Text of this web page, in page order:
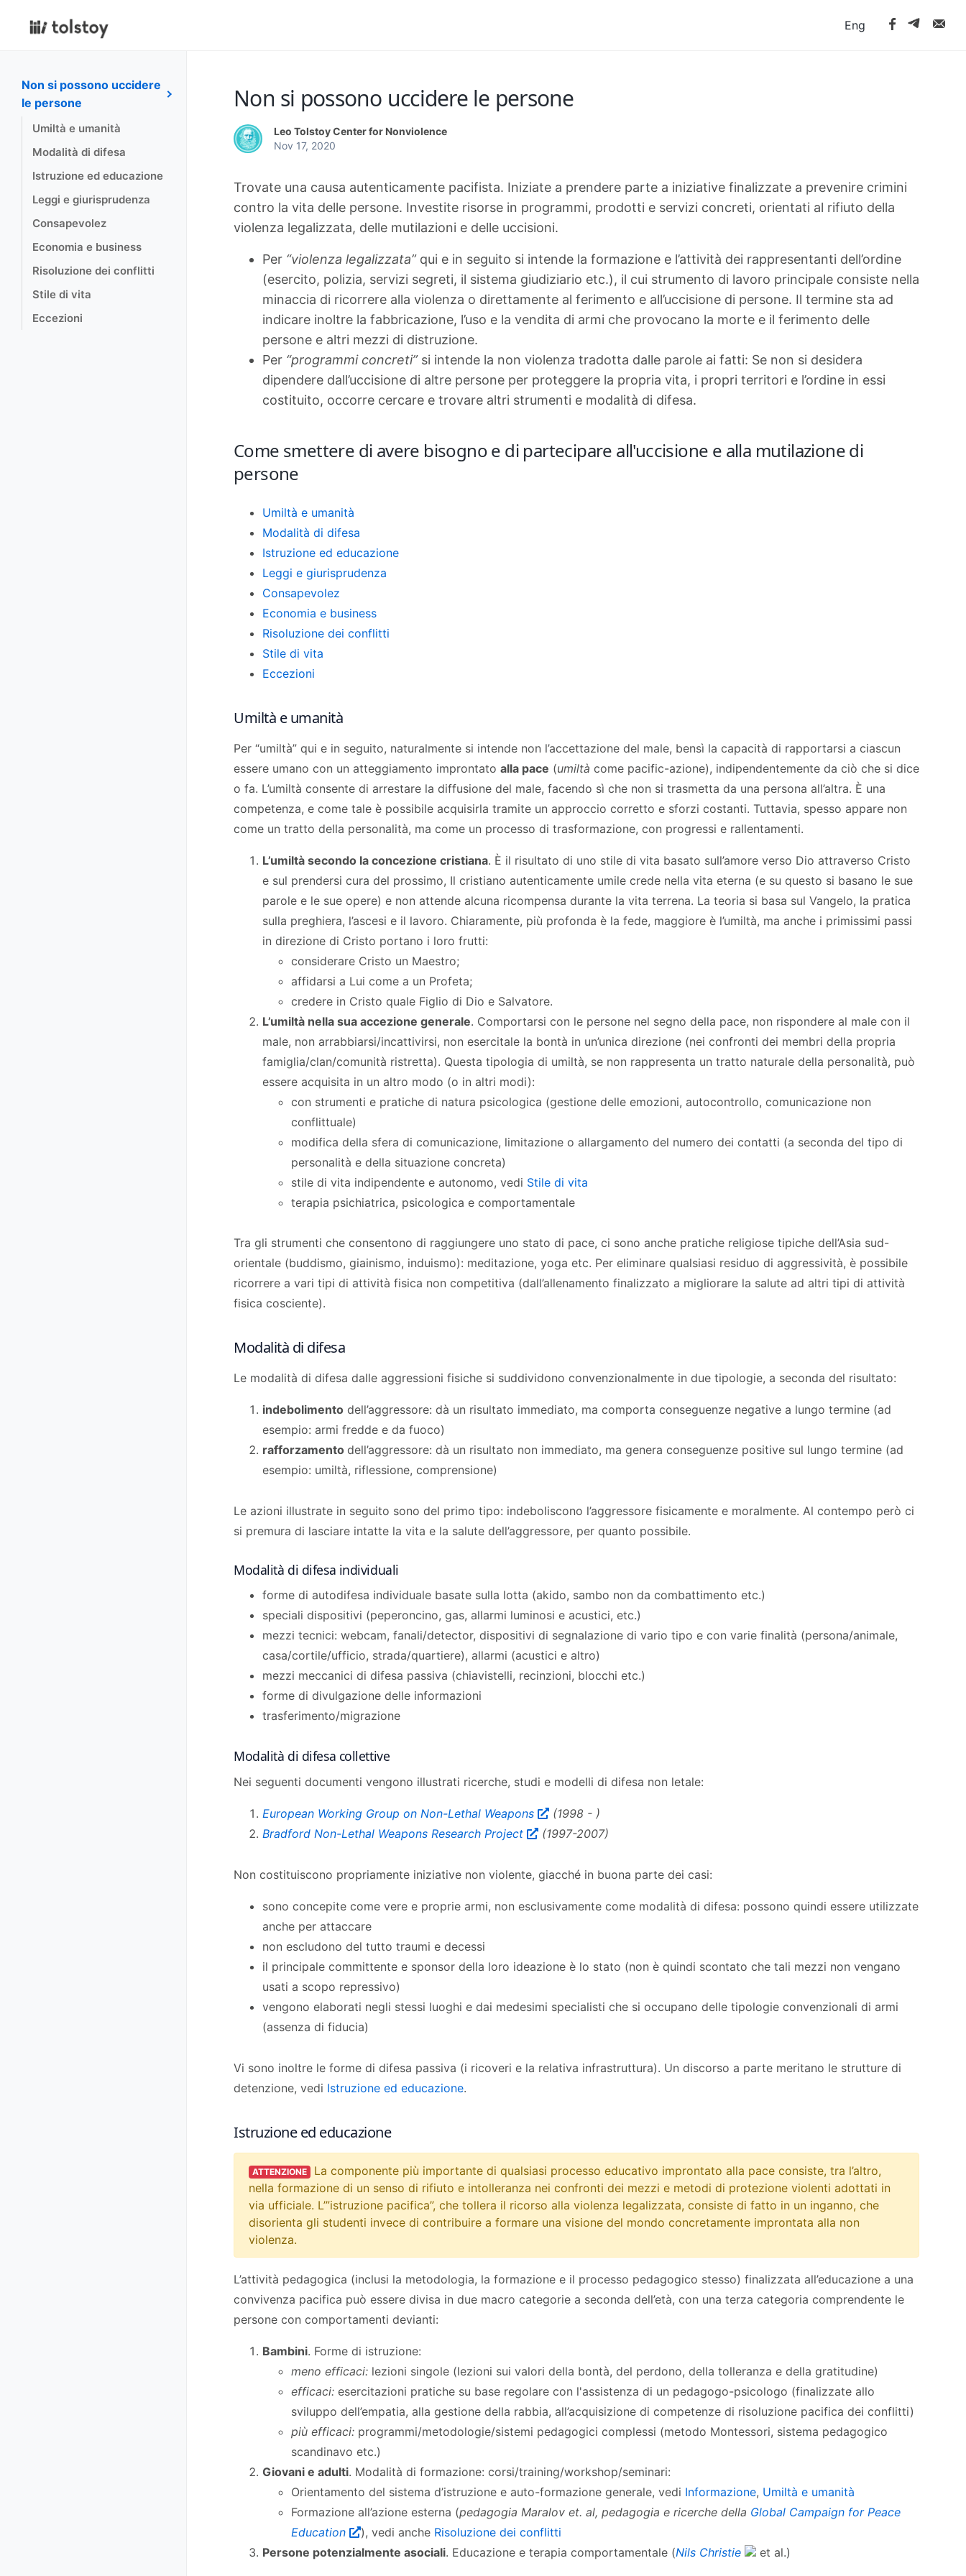
Eng
Non si possono uccidere
le persone
Umiltà e umanità
Modalità di difesa
Istruzione ed educazione
Leggi e giurisprudenza
Consapevolez
Economia e business
Risoluzione dei conflitti
Stile di vita
Eccezioni
Non si possono uccidere le persone
Leo Tolstoy Center for Nonviolence
Nov 17, 2020
Trovate una causa autenticamente pacifista. Iniziate a prendere parte a iniziative finalizzate a prevenire crimini
contro la vita delle persone. Investite risorse in programmi, prodotti e servizi concreti, orientati al rifiuto della
violenza legalizzata, delle mutilazioni e delle uccisioni.
Per “violenza legalizzata”qui e in seguito si intende la formazione e l’attività dei rappresentanti dell’ordine
(esercito, polizia, servizi segreti, il sistema giudiziario etc.), il cui strumento di lavoro principale consiste nella
minaccia di ricorrere alla violenza o direttamente al ferimento e all’uccisione di persone. Il termine sta ad
indicare inoltre la fabbricazione, l’uso e la vendita di armi che provocano la morte e il ferimento delle
persone e altri mezzi di distruzione.
Per “programmi concreti”si intende la non violenza tradotta dalle parole ai fatti: Se non si desidera
dipendere dall’uccisione di altre persone per proteggere la propria vita, i propri territori e l’ordine in essi
costituito, occorre cercare e trovare altri strumenti e modalità di difesa.
Come smettere di avere bisogno e di partecipare all'uccisione e alla mutilazione di
persone
Umiltà e umanità
Modalità di difesa
Istruzione ed educazione
Leggi e giurisprudenza
Consapevolez
Economia e business
Risoluzione dei conflitti
Stile di vita
Eccezioni
Umiltà e umanità
Per “umiltà” qui e in seguito, naturalmente si intende non l’accettazione del male, bensì la capacità di rapportarsi a ciascun
essere umano con un atteggiamento improntato alla pace (umiltà come pacific-azione), indipendentemente da ciò che si dice
o fa. L’umiltà consente di arrestare la diffusione del male, facendo sì che non si trasmetta da una persona all’altra. È una
competenza, e come tale è possibile acquisirla tramite un approccio corretto e sforzi costanti. Tuttavia, spesso appare non
come un tratto della personalità, ma come un processo di trasformazione, con progressi e rallentamenti.
L’umiltà secondo la concezione cristiana. È il risultato di uno stile di vita basato sull’amore verso Dio attraverso Cristo
e sul prendersi cura del prossimo, Il cristiano autenticamente umile crede nella vita eterna (e su questo si basano le sue
parole e le sue opere) e non attende alcuna ricompensa durante la vita terrena. La teoria si basa sul Vangelo, la pratica
sulla preghiera, l’ascesi e il lavoro. Chiaramente, più profonda è la fede, maggiore è l’umiltà, ma anche i primissimi passi
in direzione di Cristo portano i loro frutti:
considerare Cristo un Maestro;
affidarsi a Lui come a un Profeta;
credere in Cristo quale Figlio di Dio e Salvatore.
L’umiltà nella sua accezione generale. Comportarsi con le persone nel segno della pace, non rispondere al male con il
male, non arrabbiarsi/incattivirsi, non esercitale la bontà in un’unica direzione (nei confronti dei membri della propria
famiglia/clan/comunità ristretta). Questa tipologia di umiltà, se non rappresenta un tratto naturale della personalità, può
essere acquisita in un altro modo (o in altri modi):
con strumenti e pratiche di natura psicologica (gestione delle emozioni, autocontrollo, comunicazione non
conflittuale)
modifica della sfera di comunicazione, limitazione o allargamento del numero dei contatti (a seconda del tipo di
personalità e della situazione concreta)
stile di vita indipendente e autonomo, vedi Stile di vita
terapia psichiatrica, psicologica e comportamentale
Tra gli strumenti che consentono di raggiungere uno stato di pace, ci sono anche pratiche religiose tipiche dell’Asia sud-
orientale (buddismo, giainismo, induismo): meditazione, yoga etc. Per eliminare qualsiasi residuo di aggressività, è possibile
ricorrere a vari tipi di attività fisica non competitiva (dall’allenamento finalizzato a migliorare la salute ad altri tipi di attività
fisica cosciente).
Modalità di difesa
Le modalità di difesa dalle aggressioni fisiche si suddividono convenzionalmente in due tipologie, a seconda del risultato:
indebolimento dell’aggressore: dà un risultato immediato, ma comporta conseguenze negative a lungo termine (ad
esempio: armi fredde e da fuoco)
rafforzamento dell’aggressore: dà un risultato non immediato, ma genera conseguenze positive sul lungo termine (ad
esempio: umiltà, riflessione, comprensione)
Le azioni illustrate in seguito sono del primo tipo: indeboliscono l’aggressore fisicamente e moralmente. Al contempo però ci
si premura di lasciare intatte la vita e la salute dell’aggressore, per quanto possibile.
Modalità di difesa individuali
forme di autodifesa individuale basate sulla lotta (akido, sambo non da combattimento etc.)
speciali dispositivi (peperoncino, gas, allarmi luminosi e acustici, etc.)
mezzi tecnici: webcam, fanali/detector, dispositivi di segnalazione di vario tipo e con varie finalità (persona/animale,
casa/cortile/ufficio, strada/quartiere), allarmi (acustici e altro)
mezzi meccanici di difesa passiva (chiavistelli, recinzioni, blocchi etc.)
forme di divulgazione delle informazioni
trasferimento/migrazione
Modalità di difesa collettive
Nei seguenti documenti vengono illustrati ricerche, studi e modelli di difesa non letale:
European Working Group on Non-Lethal Weapons
(1998 - )
Bradford Non-Lethal Weapons Research Project
(1997-2007)
Non costituiscono propriamente iniziative non violente, giacché in buona parte dei casi:
sono concepite come vere e proprie armi, non esclusivamente come modalità di difesa: possono quindi essere utilizzate
anche per attaccare
non escludono del tutto traumi e decessi
il principale committente e sponsor della loro ideazione è lo stato (non è quindi scontato che tali mezzi non vengano
usati a scopo repressivo)
vengono elaborati negli stessi luoghi e dai medesimi specialisti che si occupano delle tipologie convenzionali di armi
(assenza di fiducia)
Vi sono inoltre le forme di difesa passiva (i ricoveri e la relativa infrastruttura). Un discorso a parte meritano le strutture di
detenzione, vedi Istruzione ed educazione.
Istruzione ed educazione
ATTENZIONE La componente più importante di qualsiasi processo educativo improntato alla pace consiste, tra l’altro,
nella formazione di un senso di rifiuto e intolleranza nei confronti dei mezzi e metodi di protezione violenti adottati in
via ufficiale. L’”istruzione pacifica”, che tollera il ricorso alla violenza legalizzata, consiste di fatto in un inganno, che
disorienta gli studenti invece di contribuire a formare una visione del mondo concretamente improntata alla non
violenza.
L’attività pedagogica (inclusi la metodologia, la formazione e il processo pedagogico stesso) finalizzata all’educazione a una
convivenza pacifica può essere divisa in due macro categorie a seconda dell’età, con una terza categoria comprendente le
persone con comportamenti devianti:
Bambini. Forme di istruzione:
meno efficaci: lezioni singole (lezioni sui valori della bontà, del perdono, della tolleranza e della gratitudine)
efficaci: esercitazioni pratiche su base regolare con l'assistenza di un pedagogo-psicologo (finalizzate allo
sviluppo dell’empatia, alla gestione della rabbia, all’acquisizione di competenze di risoluzione pacifica dei conflitti)
più efficaci: programmi/metodologie/sistemi pedagogici complessi (metodo Montessori, sistema pedagogico
scandinavo etc.)
Giovani e adulti. Modalità di formazione: corsi/training/workshop/seminari:
Orientamento del sistema d’istruzione e auto-formazione generale, vedi Informazione, Umiltà e umanità
Formazione all’azione esterna (pedagogia Maralov et. al, pedagogia e ricerche della Global Campaign for Peace
Education
), vedi anche Risoluzione dei conflitti
Persone potenzialmente asociali. Educazione e terapia comportamentale (Nils Christie et al.)